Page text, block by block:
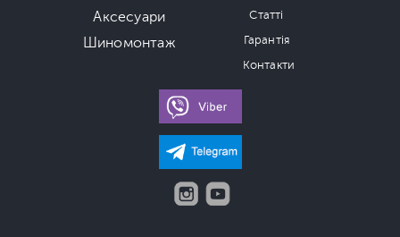
Аксесуари
Шиномонтаж
Статті
Гарантія
Контакти